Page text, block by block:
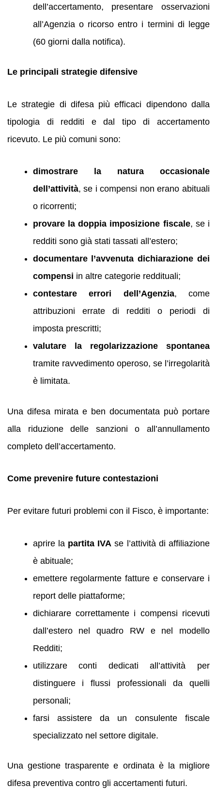
dell’accertamento, presentare osservazioni
all’Agenzia o ricorso entro i termini di legge
(60 giorni dalla notifica).
Le principali strategie difensive
Le strategie di difesa più efficaci dipendono dalla
tipologia di redditi e dal tipo di accertamento
ricevuto. Le più comuni sono:
dimostrare la natura occasionale
dell’attività, se i compensi non erano abituali
o ricorrenti;
provare la doppia imposizione fiscale, se i
redditi sono già stati tassati all’estero;
documentare l’avvenuta dichiarazione dei
compensi in altre categorie reddituali;
contestare errori dell’Agenzia, come
attribuzioni errate di redditi o periodi di
imposta prescritti;
valutare la regolarizzazione spontanea
tramite ravvedimento operoso, se l’irregolarità
è limitata.
Una difesa mirata e ben documentata può portare
alla riduzione delle sanzioni o all’annullamento
completo dell’accertamento.
Come prevenire future contestazioni
Per evitare futuri problemi con il Fisco, è importante:
aprire la partita IVA se l’attività di affiliazione
è abituale;
emettere regolarmente fatture e conservare i
report delle piattaforme;
dichiarare correttamente i compensi ricevuti
dall’estero nel quadro RW e nel modello
Redditi;
utilizzare conti dedicati all’attività per
distinguere i flussi professionali da quelli
personali;
farsi assistere da un consulente fiscale
specializzato nel settore digitale.
Una gestione trasparente e ordinata è la migliore
difesa preventiva contro gli accertamenti futuri.